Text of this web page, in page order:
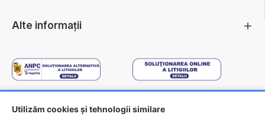
Utilizăm cookies și tehnologii similare
Alte informații